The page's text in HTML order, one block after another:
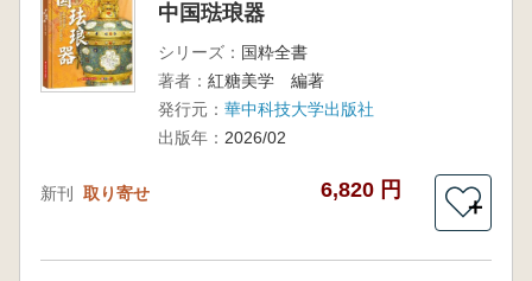
中国琺琅器
シリーズ： 国粋全書
著者： 紅糖美学 編著
発行元： 華中科技大学出版社
出版年： 2026/02
新刊 取り寄せ 6,820 円
＋